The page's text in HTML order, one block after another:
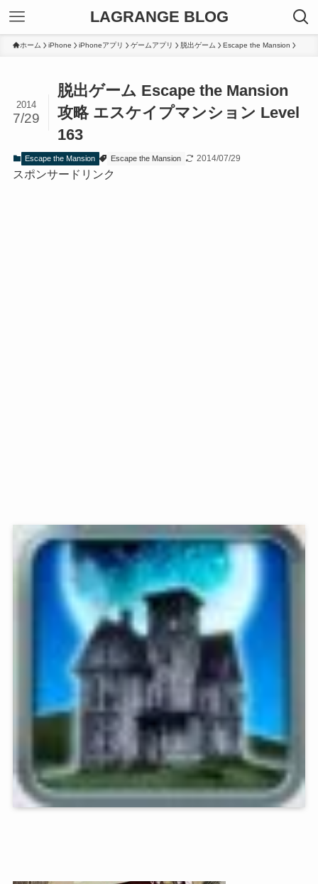
LAGRANGE BLOG
ホーム iPhone iPhoneアプリ ゲームアプリ 脱出ゲーム Escape the Mansion
脱出ゲーム Escape the Mansion
攻略 エスケイプマンション Level
163
2014
7/29
Escape the Mansion Escape the Mansion 2014/07/29
スポンサードリンク